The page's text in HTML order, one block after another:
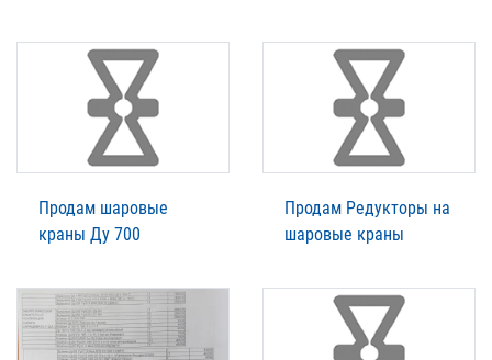
Продам шаровые
краны Ду 700
Продам Редукторы на
шаровые краны